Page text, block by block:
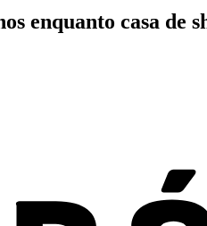
enquanto casa de